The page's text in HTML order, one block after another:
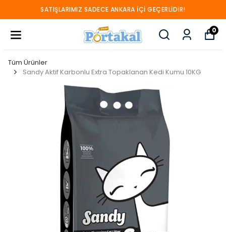
SATIŞLARIMIZ SADECE ANKARA İÇİ GEÇERLİDİR!
0
Tüm Ürünler
Sandy Aktif Karbonlu Extra Topaklanan Kedi Kumu 10KG